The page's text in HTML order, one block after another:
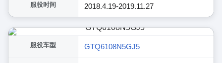
服役时间 2018.4.19-2019.11.27
服役车型 GTQ6108N5GJ5